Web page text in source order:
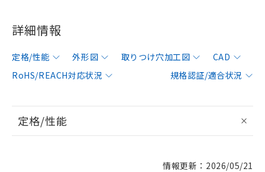
詳細情報
定格/性能 外形図 取りつけ穴加工図
CAD
RoHS/REACH対応状況
規格認証/適合状況
定格/性能
情報更新：2026/05/21